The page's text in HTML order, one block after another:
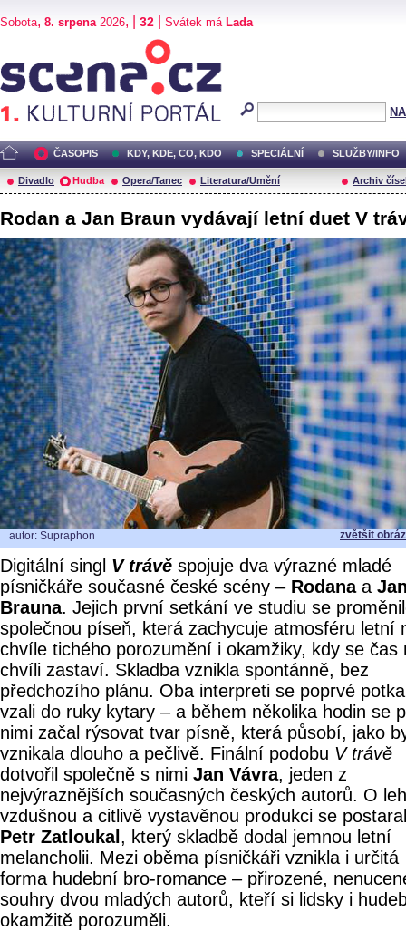
Sobota, 8. srpena2026, | 32 Svátek má Lada
ČASOPIS KDY, KDE, CO, KDO SPECIÁLNÍ SLUŽBY/INFO
Divadlo Hudba Opera/Tanec Literatura/Umění Archiv
Rodan a Jan Braun vydávají letní duet V
autor: Supraphon zvětšit
Digitální singl V trávě spojuje dva výrazné mladé
písničkáře současné české scény – Rodanaa
Brauna. Jejich první setkání ve studiu se
společnou píseň, která zachycuje atmosféru letní
chvíle tichého porozumění i okamžiky, kdy se čas
chvíli zastaví. Skladba vznikla spontánně, bez
předchozího plánu. Oba interpreti se poprvé
vzali do ruky kytary – a během několika hodin se
nimi začal rýsovat tvar písně, která působí, jako
vznikala dlouho a pečlivě. Finální podobu V trávě
dotvořil společně s nimi Jan Vávra, jeden z
nejvýraznějších současných českých autorů. O
vzdušnou a citlivě vystavěnou produkci se postaral
Petr Zatloukal, který skladbě dodal jemnou letní
melancholii. Mezi oběma písničkáři vznikla i určitá
forma hudební bro‑romance – přirozené,
souhry dvou mladých autorů, kteří si lidsky i
okamžitě porozuměli.